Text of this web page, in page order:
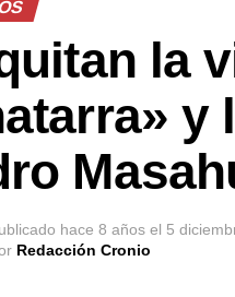
la
y
hace 8 años el 5
Redacción Cronio